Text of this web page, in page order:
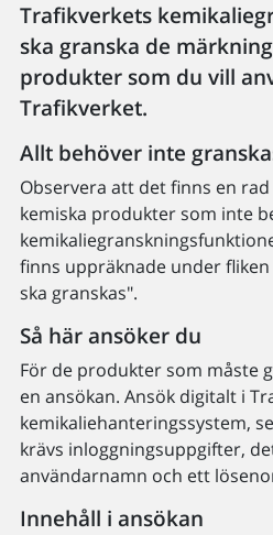
Trafikverkets
ska granska de
produkter som du vill
Trafikverket.
Allt behöver inte
Observera att det finns en
kemiska produkter som inte
finns uppräknade under
ska granskas".
Så här ansöker du
För de produkter som måste
en ansökan. Ansök digitalt i
kemikaliehanteringssystem,
krävs inloggningsuppgifter,
användarnamn och ett
Innehåll i ansökan